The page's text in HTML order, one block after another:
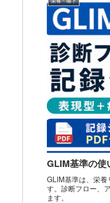
GLIM基準の使
GLIM基準は、栄養
す。診断フロー、
ます。